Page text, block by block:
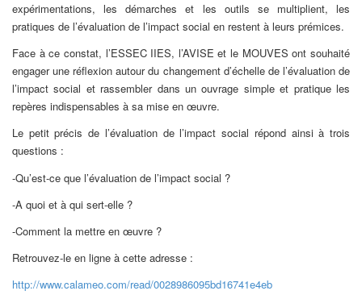
expérimentations, les démarches et les outils se multiplient, les
pratiques de l’évaluation de l’impact social en restent à leurs prémices.
Face à ce constat, l’ESSEC IIES, l’AVISE et le MOUVES ont souhaité
engager une réflexion autour du changement d’échelle de l’évaluation de
l’impact social et rassembler dans un ouvrage simple et pratique les
repères indispensables à sa mise en œuvre.
Le petit précis de l’évaluation de l’impact social répond ainsi à trois
questions :
-Qu’est-ce que l’évaluation de l’impact social ?
-A quoi et à qui sert-elle ?
-Comment la mettre en œuvre ?
Retrouvez-le en ligne à cette adresse :
http://www.calameo.com/read/0028986095bd16741e4eb